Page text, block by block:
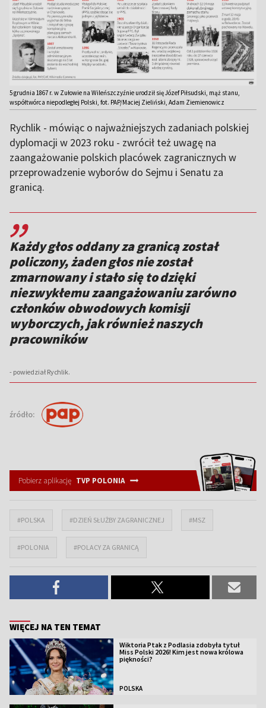
5 grudnia 1867 r. w Zułowie na Wileńszczyźnie urodził się Józef Piłsudski, mąż stanu,
współtwórca niepodległej Polski, fot. PAP/Maciej Zieliński, Adam Ziemienowicz
Rychlik - mówiąc o najważniejszych zadaniach polskiej
dyplomacji w 2023 roku - zwrócił też uwagę na
zaangażowanie polskich placówek zagranicznych w
przeprowadzenie wyborów do Sejmu i Senatu za
granicą.
,,
Każdy głos oddany za granicą został
policzony, żaden głos nie został
zmarnowany i stało się to dzięki
niezwykłemu zaangażowaniu zarówno
członków obwodowych komisji
wyborczych, jak również naszych
pracowników
- powiedział Rychlik.
źródło:
Pobierz aplikację TVP POLONIA
#POLSKA #DZIEŃ SŁUŻBY ZAGRANICZNEJ #MSZ
#POLONIA #POLACY ZA GRANICĄ
WIĘCEJ NA TEN TEMAT
Wiktoria Ptak z Podlasia zdobyła tytuł
Miss Polski 2026! Kim jest nowa królowa
piękności?
POLSKA